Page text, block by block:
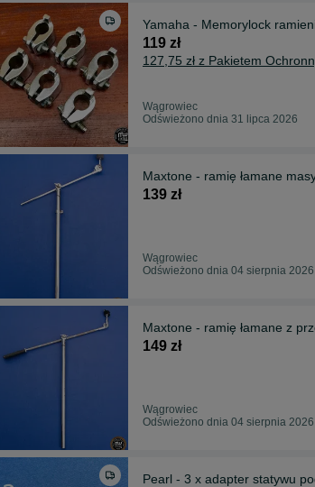
Yamaha - Memorylock
119 zł
127,75 zł z Pakietem
Wągrowiec
Odświeżono dnia 31 lipca 2026
Maxtone - ramię łamane
139 zł
Wągrowiec
Odświeżono dnia 04 sierpnia 2026
Maxtone - ramię łamane z
149 zł
Wągrowiec
Odświeżono dnia 04 sierpnia 2026
Pearl - 3 x adapter statywu